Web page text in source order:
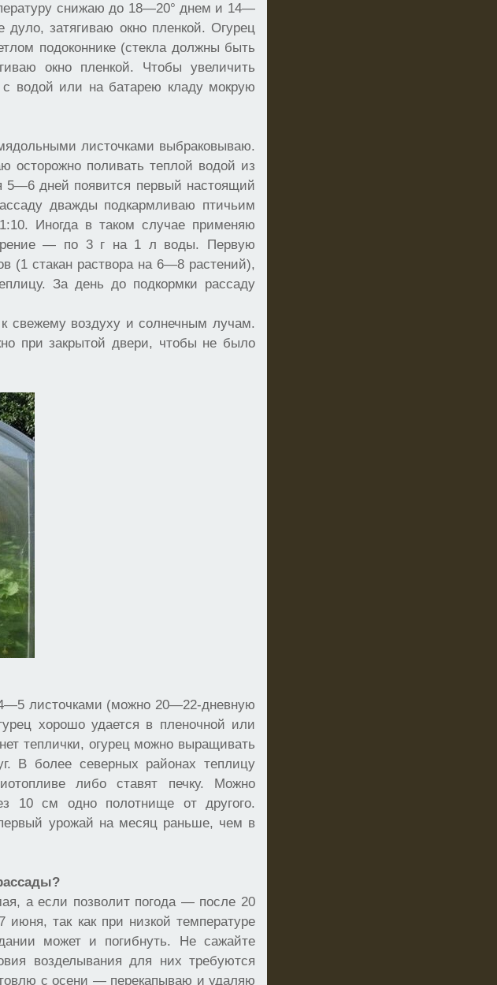
снижаю до 18—20° днем и 14—
затягиваю окно пленкой. Огурец
подоконнике (стекла должны быть
окно пленкой. Чтобы увеличить
водой или на батарею кладу мокрую
листочками выбраковываю.
осторожно поливать теплой водой из
5—6 дней появится первый настоящий
дважды подкармливаю птичьим
Иногда в таком случае применяю
— по 3 г на 1 л воды. Первую
(1 стакан раствора на 6—8 растений),
За день до подкормки рассаду
свежему воздуху и солнечным лучам.
при закрытой двери, чтобы не было
листочками (можно 20—22-дневную
хорошо удается в пленочной или
теплички, огурец можно выращивать
В более северных районах теплицу
либо ставят печку. Можно
10 см одно полотнище от другого.
урожай на месяц раньше, чем в
а если позволит погода — после 20
так как при низкой температуре
может и погибнуть. Не сажайте
возделывания для них требуются
с осени — перекапываю и удаляю